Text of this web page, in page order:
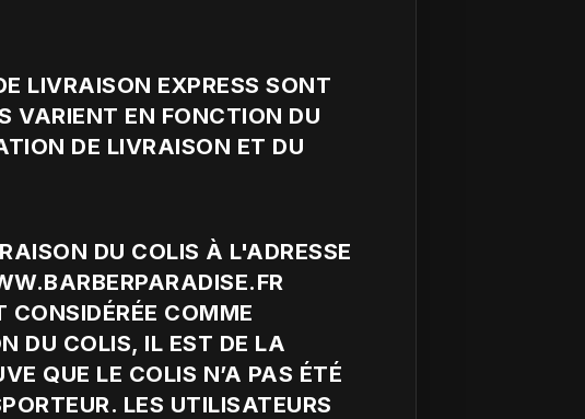
LIVRAISON EXPRESS SONT
VARIENT EN FONCTION DU
DE LIVRAISON ET DU
DU COLIS À L'ADRESSE
COMME
DU COLIS, IL EST DE LA
QUE LE COLIS N’A PAS ÉTÉ
LES UTILISATEURS